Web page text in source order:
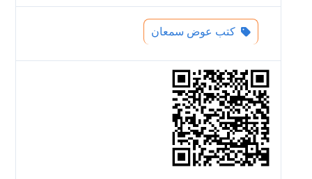
كتب عوض سمعان